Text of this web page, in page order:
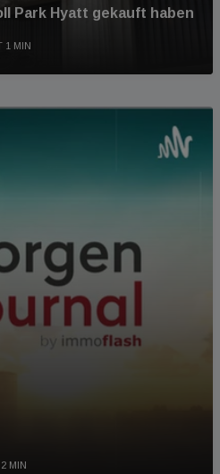
Park Hyatt gekauft haben
1 MIN
MIN